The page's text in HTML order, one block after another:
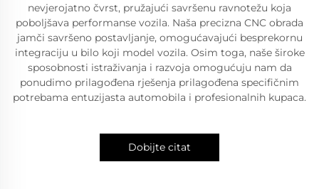
nevjerojatno čvrst, pružajući savršenu ravnotežu koja
poboljšava performanse vozila. Naša precizna CNC obrada
jamči savršeno postavljanje, omogućavajući besprekornu
integraciju u bilo koji model vozila. Osim toga, naše široke
sposobnosti istraživanja i razvoja omogućuju nam da
ponudimo prilagođena rješenja prilagođena specifičnim
potrebama entuzijasta automobila i profesionalnih kupaca.
Dobijte citat